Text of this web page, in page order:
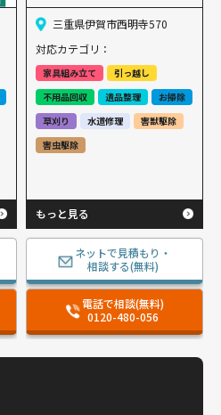
三重県伊賀市西明寺570
対応カテゴリ：
家具組み立て
引っ越し
不用品回収
遺品整理
お掃除
草刈り
水道修理
害獣駆除
害虫駆除
もっと見る
ネットで見積もり・
相談する(無料)
電話で相談(無料)
0120-480-056